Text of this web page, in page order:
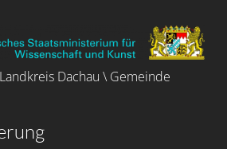
Dachau \ Gemeinde